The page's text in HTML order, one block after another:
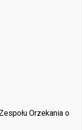
Orzekania o